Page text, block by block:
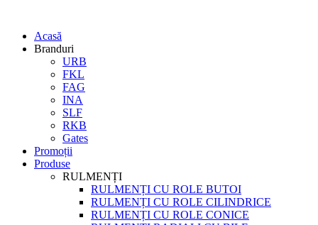
Acasă
Branduri
URB
FKL
FAG
INA
SLF
RKB
Gates
Promoții
Produse
RULMENȚI
RULMENȚI CU ROLE BUTOI
RULMENȚI CU ROLE CILINDRICE
RULMENȚI CU ROLE CONICE